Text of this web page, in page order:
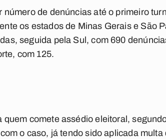
de denúncias até o primeiro
os estados de Minas Gerais e São
seguida pela Sul, com 690
com 125.
quem comete assédio eleitoral,
o caso, já tendo sido aplicada